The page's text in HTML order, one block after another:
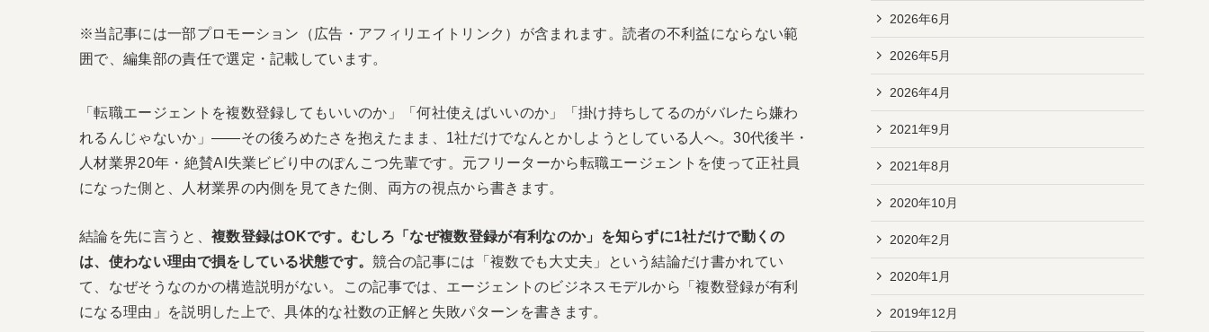
※当記事には一部プロモーション（広告・アフィリエイトリンク）が含まれます。読者の不利益にならない範
囲で、編集部の責任で選定・記載しています。
「転職エージェントを複数登録してもいいのか」「何社使えばいいのか」「掛け持ちしてるのがバレたら嫌わ
れるんじゃないか」——その後ろめたさを抱えたまま、1社だけでなんとかしようとしている人へ。30代後半・
人材業界20年・絶賛AI失業ビビり中のぽんこつ先輩です。元フリーターから転職エージェントを使って正社員
になった側と、人材業界の内側を見てきた側、両方の視点から書きます。
結論を先に言うと、 複数登録はOKです。むしろ「なぜ複数登録が有利なのか」を知らずに1社だけで動くの
は、使わない理由で損をしている状態です。競合の記事には「複数でも大丈夫」という結論だけ書かれてい
て、なぜそうなのかの構造説明がない。この記事では、エージェントのビジネスモデルから「複数登録が有利
になる理由」を説明した上で、具体的な社数の正解と失敗パターンを書きます。
2026年6月
2026年5月
2026年4月
2021年9月
2021年8月
2020年10月
2020年2月
2020年1月
2019年12月